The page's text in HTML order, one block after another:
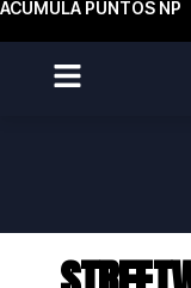
ACUMULA PUNTOS NP